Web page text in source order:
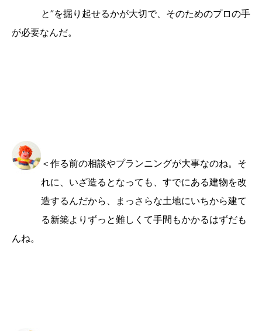
と”を掘り起せるかが大切で、そのためのプロの手
が必要なんだ。
＜作る前の相談やプランニングが大事なのね。そ
れに、いざ造るとなっても、すでにある建物を改
造するんだから、まっさらな土地にいちから建て
る新築よりずっと難しくて手間もかかるはずだも
んね。